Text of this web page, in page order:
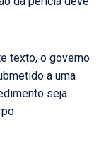
texto, o governo
a uma
seja